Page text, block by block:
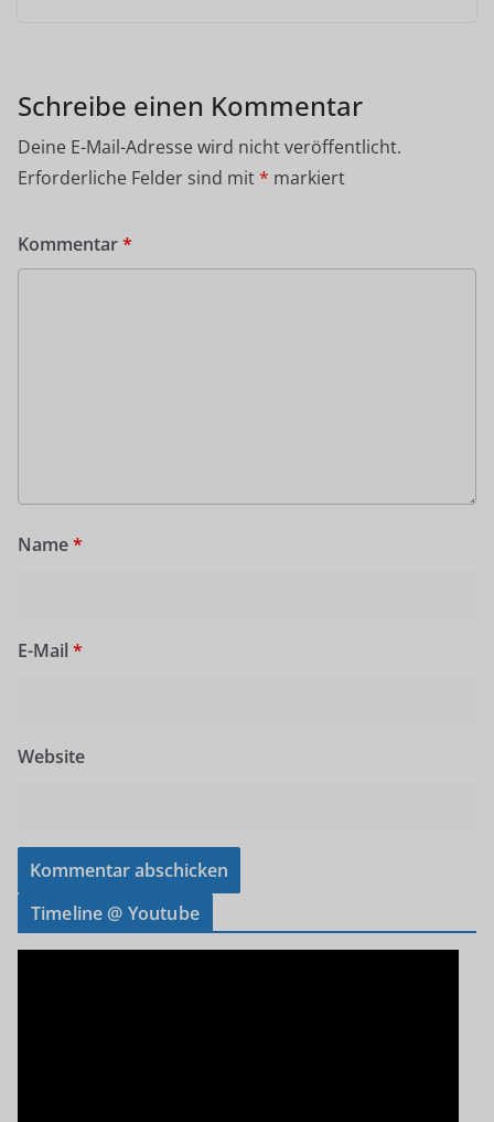
Schreibe einen Kommentar
Deine E-Mail-Adresse wird nicht veröffentlicht.
Erforderliche Felder sind mit* markiert
Kommentar*
Name*
E-Mail *
Website
Timeline @ Youtube